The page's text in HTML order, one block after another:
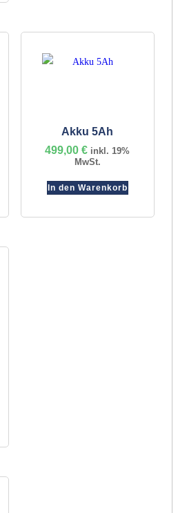
Akku 5Ah
499,00€ inkl. 19%
MwSt.
In den Warenkorb
€